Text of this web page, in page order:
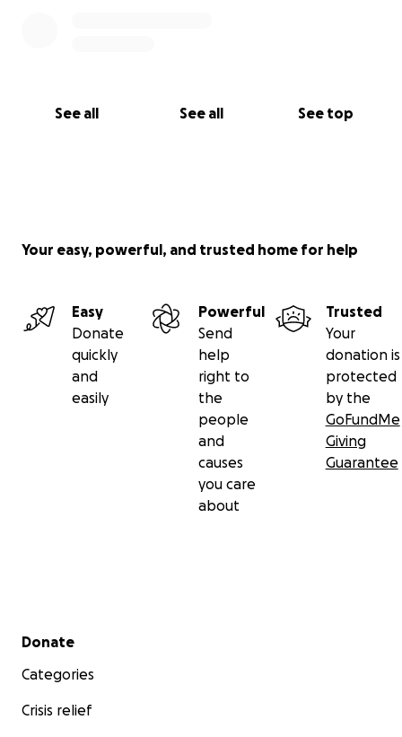
See all See all See top
Your easy, powerful, and trusted home for help
Easy
Donate
quickly
and
easily
Powerful
Send
help
right to
the
people
and
causes
you care
about
Trusted
Your
donation is
protected
by the
GoFundMe
Giving
Guarantee
Secondary menu
Donate
Categories
Crisis relief